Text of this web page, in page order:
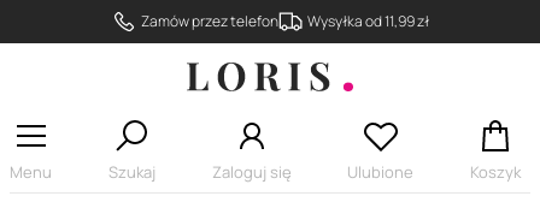
Zamów przez telefon Wysyłka od 11,99 zł
Menu Szukaj Zaloguj się Ulubione Koszyk